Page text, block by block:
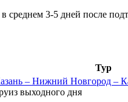
среднем 3-5 дней после
Тур
– Нижний Новгород –
выходного дня